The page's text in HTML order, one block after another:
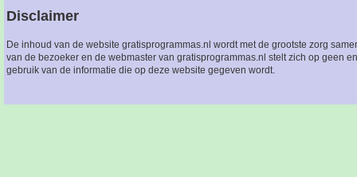
Disclaimer
De inhoud van de website gratisprogrammas.nl wordt met de grootste zorg
van de bezoeker en de webmaster van gratisprogrammas.nl stelt zich op geen
gebruik van de informatie die op deze website gegeven wordt.